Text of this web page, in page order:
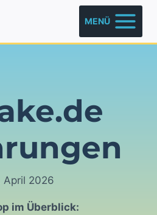
MENÜ
April 2026
im Überblick: